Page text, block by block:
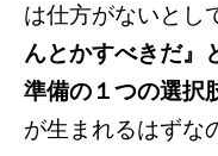
は仕方がないとし
んとかすべきだ』
準備の１つの選択
が生まれるはずな